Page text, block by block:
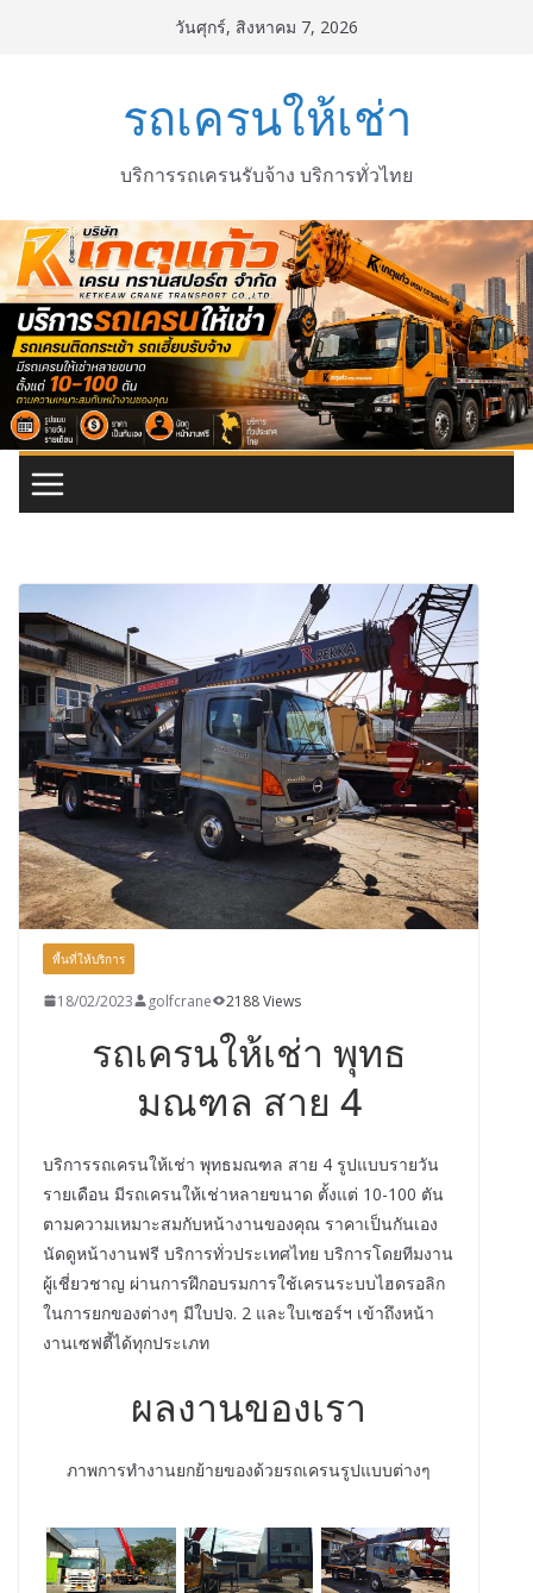
วันศุกร์, สิงหาคม 7, 2026
รถเครนให้เช่า
บริการรถเครนรับจ้าง บริการทั่วไทย
พื้นที่ให้บริการ
18/02/2023 golfcrane 2188 Views
รถเครนให้เช่า พุทธ
มณฑล สาย 4
บริการรถเครนให้เช่า พุทธมณฑล สาย 4 รูปแบบรายวัน
รายเดือน มีรถเครนให้เช่าหลายขนาด ตั้งแต่ 10-100 ตัน
ตามความเหมาะสมกับหน้างานของคุณ ราคาเป็นกันเอง
นัดดูหน้างานฟรี บริการทั่วประเทศไทย บริการโดยทีมงาน
ผู้เชี่ยวชาญ ผ่านการฝึกอบรมการใช้เครนระบบไฮดรอลิก
ในการยกของต่างๆ มีใบปจ. 2 และใบเซอร์ฯ เข้าถึงหน้า
งานเซฟตี้ได้ทุกประเภท
ผลงานของเรา
ภาพการทำงานยกย้ายของด้วยรถเครนรูปแบบต่างๆ